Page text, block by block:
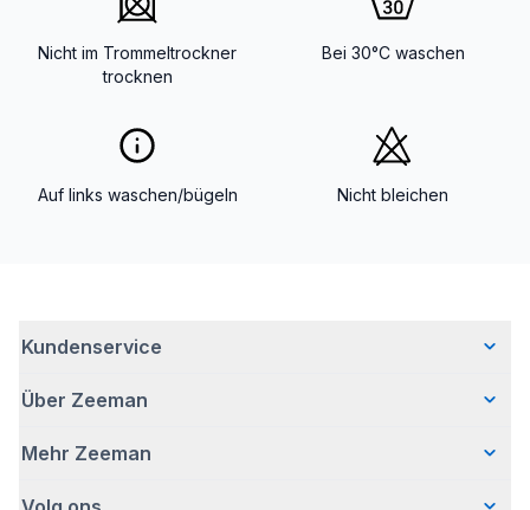
Nicht im Trommeltrockner
trocknen
Bei 30°C waschen
Auf links waschen/bügeln Nicht bleichen
Kundenservice
Häufig gestellte Fragen
Lieferung
Über Zeeman
Wer wir sind
Mehr Zeeman